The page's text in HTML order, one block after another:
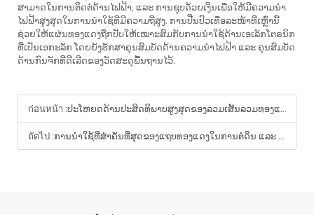
ສາມາດໃນການຕິດຕໍ່ດ້ານໄຟຟ້າ, ແລະ ການຊຸບດ້ວຍເງິນເພື່ອໃຫ້ມີຄວາມນຳ
ໄຟຟ້າສູງສຸດໃນການນຳໃຊ້ທີ່ມີຄວາມຖີ່ສູງ. ການປີ່ນປົວເທື່ອລະໜ້າທີ່ເຫຼົ່ານີ້
ຊ່ວຍໃຫ້ແຜ່ນທອງແດງຖືກປັບໃຫ້ເໝາະສົມກັບການນຳໃຊ້ດ້ານເອເລັກໂຕຣນິກ
ທີ່ເປັນເອກະລັກ ໂດຍຍັງຮັກສາຄຸນສົມບັດດ້ານຄວາມນຳໄຟຟ້າ ແລະ ຄຸນສົມບັດ
ດ້ານກົນຈັກທີ່ດີເລີດຂອງວັດສະດຸພື້ນຖານໄວ້.
ก่อนหน้า :ປະໂຫຍດດ້ານປະສິດທິພາບສູງສຸດຂອງລວມເສັ້ນລວມທອງແດງທີ່ຫຸ້ມດ້ວຍເຫຼັກ
ถัดไป :ການນຳໃຊ້ທີ່ສຳຄັນທີ່ສຸດຂອງແຖບທອງແດງໃນການຕໍ່ດິນ ແລະ ການປ້ອງກັນ